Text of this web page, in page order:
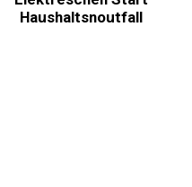
Haushaltsnoutfall